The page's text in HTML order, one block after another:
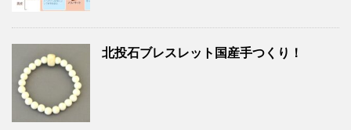
北投石ブレスレット国産手つくり！